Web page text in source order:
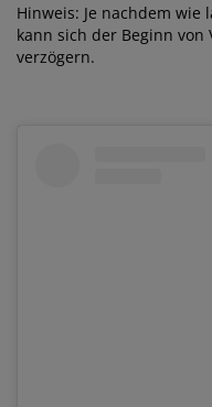
Hinweis: Je nachdem wie
kann sich der Beginn von
verzögern.